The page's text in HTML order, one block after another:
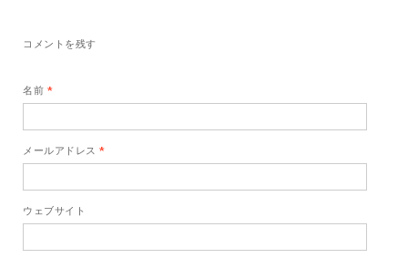
コメントを残す
名前 *
メールアドレス*
ウェブサイト